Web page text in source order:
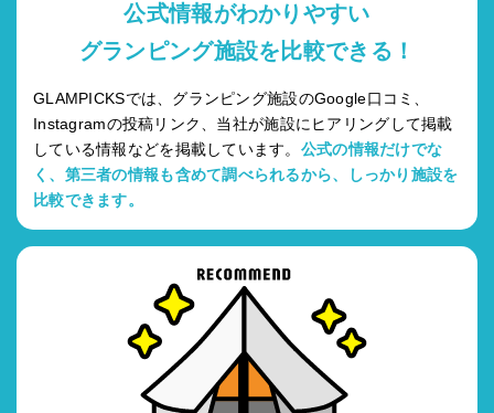
公式情報がわかりやすい
グランピング施設を比較できる！
GLAMPICKSでは、グランピング施設のGoogle口コミ、
Instagramの投稿リンク、当社が施設にヒアリングして掲載
している情報などを掲載しています。 公式の情報だけでな
く、第三者の情報も含めて調べられるから、しっかり施設を
比較できます。